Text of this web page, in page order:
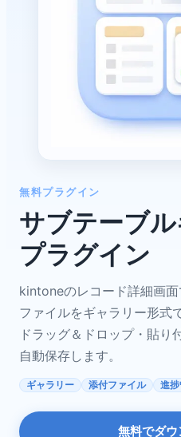
無料プラグイン
サブテーブ
プラグイン
kintoneのレコード詳細画
ファイルをギャラリー形式
ドラッグ＆ドロップ・貼り
自動保存します。
ギャラリー 添付ファイル 進
無料でダ